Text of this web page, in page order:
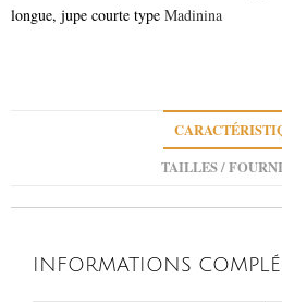
longue, jupe courte type Madinina
TAILLES /
INFORMATIONS